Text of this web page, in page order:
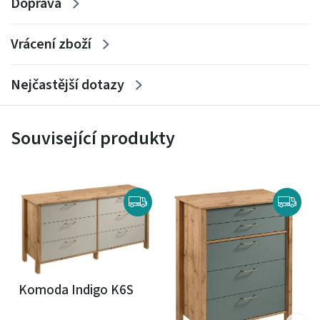
- čela z laminované dřevotřísky
- nohy z plastu
zboží)
Vrácení zboží
Nejčastější dotazy
Související produkty
Komoda Indigo K6S